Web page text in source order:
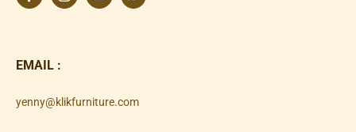
EMAIL :
yenny@klikfurniture.com